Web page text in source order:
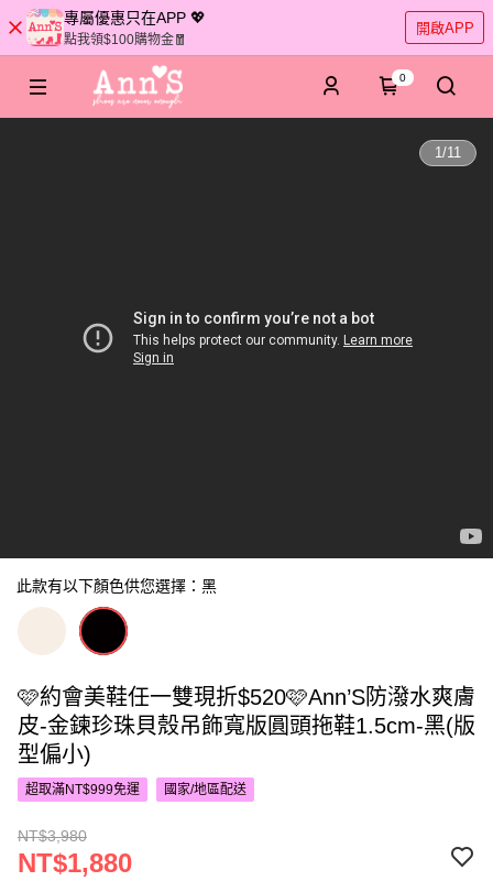
專屬優惠只在APP 💖
點我領$100購物金🧧
開啟APP
0
1/11
此款有以下顏色供您選擇：黑
🩷約會美鞋任一雙現折$520🩷Ann’S防潑水爽膚
皮-金鍊珍珠貝殼吊飾寬版圓頭拖鞋1.5cm-黑(版
型偏小)
超取滿NT$999免運 國家/地區配送
NT$3,980
NT$1,880